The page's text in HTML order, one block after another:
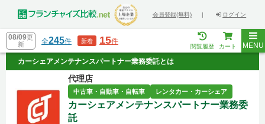
会員登録(無料) | ログイン
08/09更
新
全245件 新着 15件
閲覧履歴 カート
MENU
カーシェアメンテナンスパートナー業務委託とは
代理店
中古車・自動車・自転車 レンタカー・カーシェア
カーシェアメンテナンスパートナー業務委
託